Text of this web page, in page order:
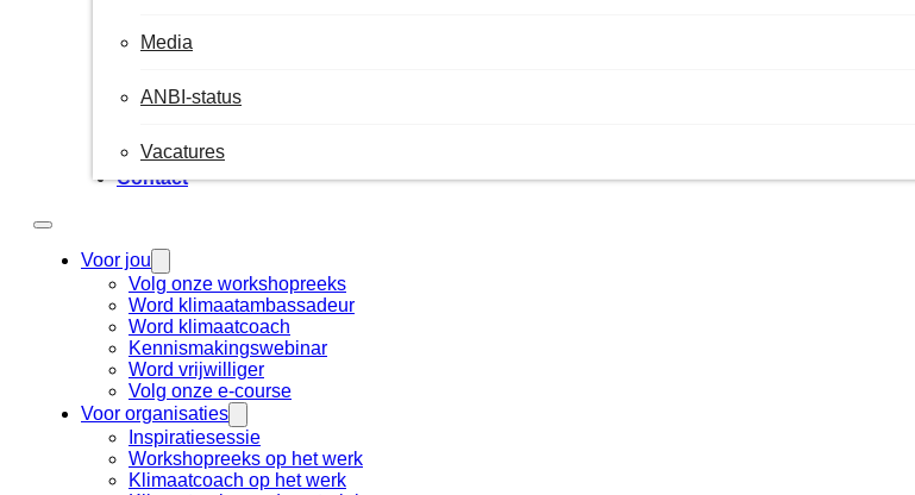
Media
ANBI-status
Vacatures
Contact
Voor jou
Volg onze workshopreeks
Word klimaatambassadeur
Word klimaatcoach
Kennismakingswebinar
Word vrijwilliger
Volg onze e-course
Voor organisaties
Inspiratiesessie
Workshopreeks op het werk
Klimaatcoach op het werk